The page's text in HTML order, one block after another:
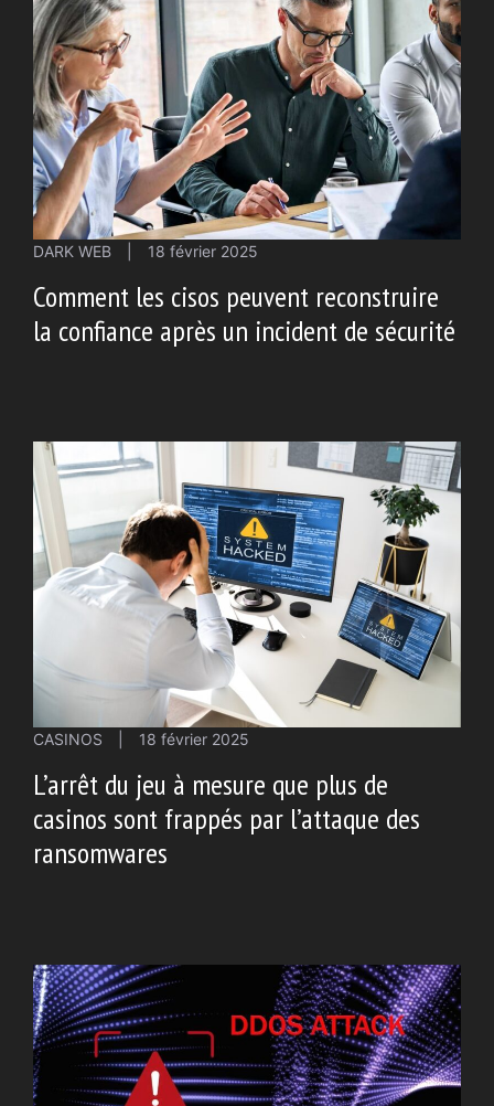
DARK WEB 18 février 2025
Comment les cisos peuvent reconstruire
la confiance après un incident de sécurité
CASINOS 18 février 2025
L’arrêt du jeu à mesure que plus de
casinos sont frappés par l’attaque des
ransomwares